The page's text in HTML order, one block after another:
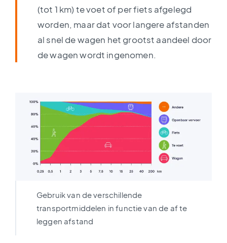
(tot 1 km) te voet of per fiets afgelegd
worden, maar dat voor langere afstanden
al snel de wagen het grootst aandeel door
de wagen wordt ingenomen.
Gebruik van de verschillende
transportmiddelen in functie van de af te
leggen afstand